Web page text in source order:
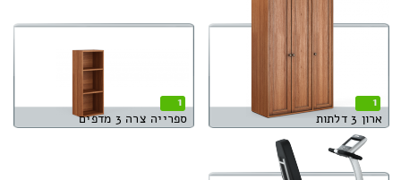
1
ארון 3 דלתות
1
ספרייה צרה 3 מדפים